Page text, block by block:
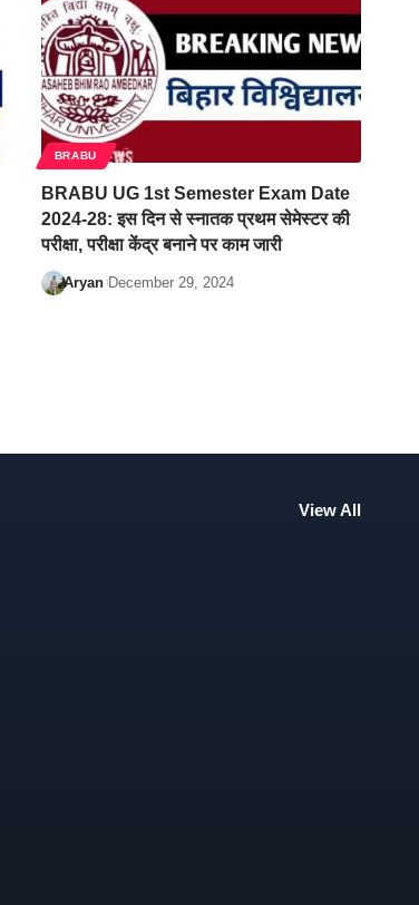
BRABU
BRABU UG 1st Semester Exam Date
2024-28: इस दिन से स्नातक प्रथम सेमेस्टर की
परीक्षा, परीक्षा केंद्र बनाने पर काम जारी
Aryan December 29, 2024
View All